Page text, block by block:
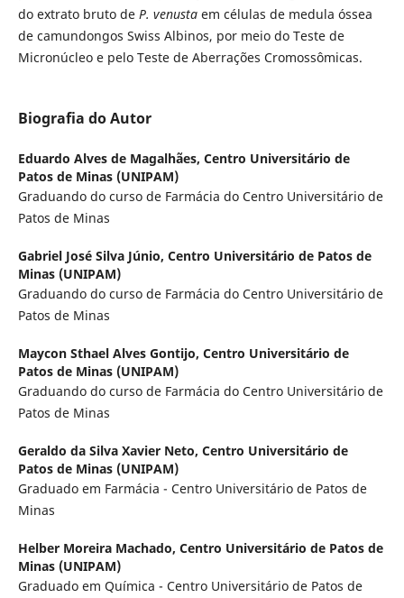
do extrato bruto de P. venusta em células de medula óssea
de camundongos Swiss Albinos, por meio do Teste de
Micronúcleo e pelo Teste de Aberrações Cromossômicas.
Biografia do Autor
Eduardo Alves de Magalhães, Centro Universitário de
Patos de Minas (UNIPAM)
Graduando do curso de Farmácia do Centro Universitário de
Patos de Minas
Gabriel José Silva Júnio, Centro Universitário de Patos de
Minas (UNIPAM)
Graduando do curso de Farmácia do Centro Universitário de
Patos de Minas
Maycon Sthael Alves Gontijo, Centro Universitário de
Patos de Minas (UNIPAM)
Graduando do curso de Farmácia do Centro Universitário de
Patos de Minas
Geraldo da Silva Xavier Neto, Centro Universitário de
Patos de Minas (UNIPAM)
Graduado em Farmácia - Centro Universitário de Patos de
Minas
Helber Moreira Machado, Centro Universitário de Patos de
Minas (UNIPAM)
Graduado em Química - Centro Universitário de Patos de